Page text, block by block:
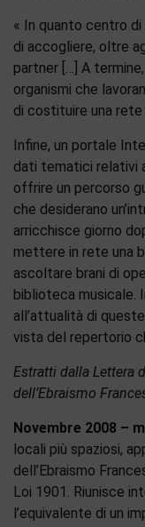
« In quanto centro di
di accogliere, oltre
partner […] A
organismi che
di costituire una rete
Infine, un portale
dati tematici relativi
offrire un percorso
che desiderano
arricchisce giorno
mettere in rete una
ascoltare brani di
biblioteca musicale.
all’attualità di
vista del repertorio
Estratti dalla Lettera
dell’Ebraismo
Novembre 2008 –
locali più spaziosi,
dell’Ebraismo
Loi 1901. Riunisce
l’equivalente di un